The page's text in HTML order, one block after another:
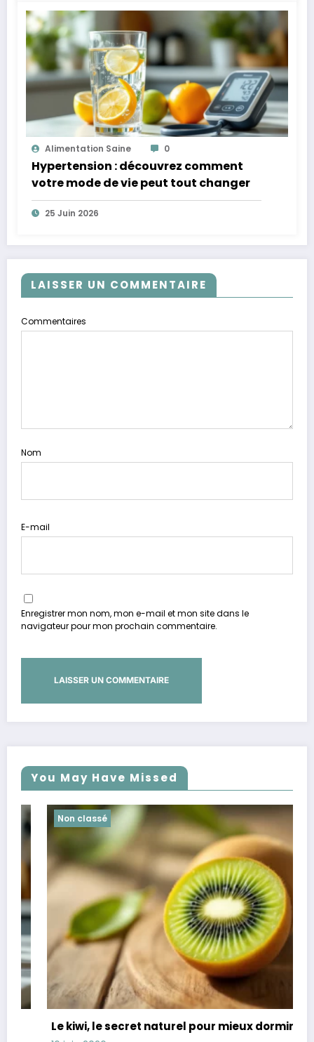
Alimentation Saine 0
Hypertension : découvrez comment
votre mode de vie peut tout changer
25 Juin 2026
LAISSER UN COMMENTAIRE
Commentaires
Nom
E-mail
Enregistrer mon nom, mon e-mail et mon site dans le
navigateur pour mon prochain commentaire.
You May Have Missed
Non classé
Le kiwi, le secret naturel pour mieux dormir